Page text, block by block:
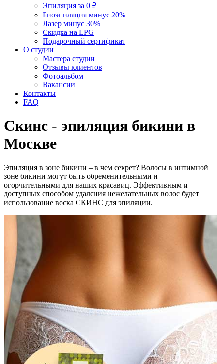
Эпиляция за 0 ₽
Биоэпиляция минус 20%
Лазер минус 30%
Скидка на LPG
Подарочный сертификат
О студии
Мастера студии
Отзывы клиентов
Фотоальбом
Вакансии
Контакты
FAQ
Скинс - эпиляция бикини в
Москве
Эпиляция в зоне бикини – в чем секрет? Волосы в интимной
зоне бикини могут быть обременительными и
огорчительными для наших красавиц. Эффективным и
доступных способом удаления нежелательных волос будет
использование воска СКИНС для эпиляции.